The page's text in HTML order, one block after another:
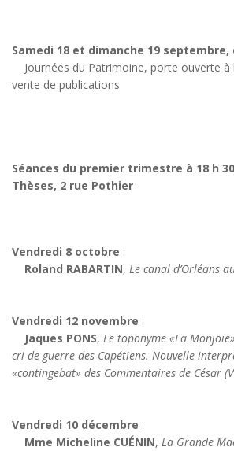
Samedi 18 et dimanche 19 septembre,
Journées du Patrimoine, porte ouverte à
vente de publications
Séances du premier trimestre à 18 h
Thèses, 2 rue Pothier
Vendredi 8 octobre :
Roland RABARTIN, Le canal d’Orléans
Vendredi 12 novembre :
Jaques PONS, Le toponyme «La
cri de guerre des Capétiens. Nouvelle
«contingebat» des Commentaires de César
Vendredi 10 décembre :
Mme Micheline CUÉNIN, La Grande